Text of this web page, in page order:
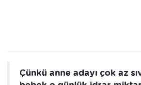
Çünkü anne adayı çok az